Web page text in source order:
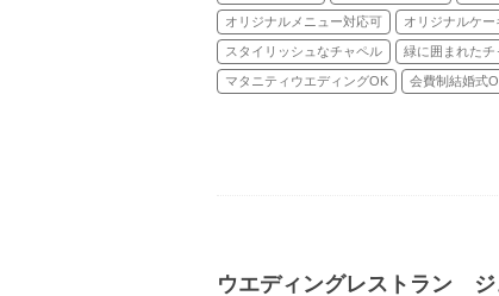
オリジナルメニュー対応可 オリジナルケー
スタイリッシュなチャペル 緑に囲まれたチ
マタニティウエディングOK 会費制結婚式
ウエディングレストラン ジ